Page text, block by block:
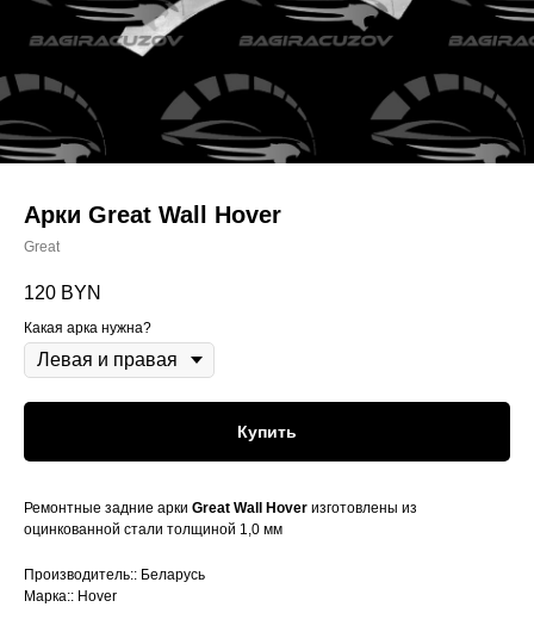
Арки Great Wall Hover
Great
120 BYN
Какая арка нужна?
Купить
Ремонтные задние арки Great Wall Hover изготовлены из
оцинкованной стали толщиной 1,0 мм
Производитель:: Беларусь
Марка:: Hover